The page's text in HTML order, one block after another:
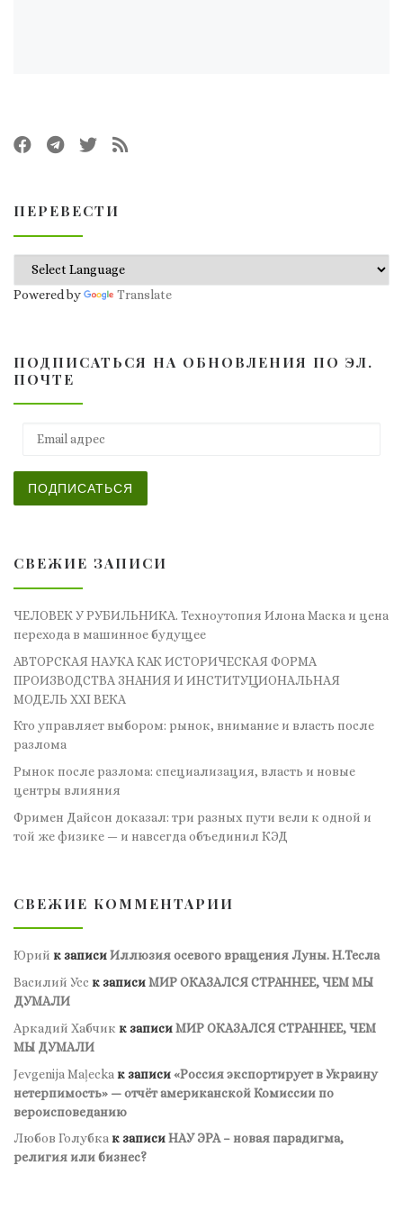
ПЕРЕВЕСТИ
Powered by Translate
ПОДПИСАТЬСЯ НА ОБНОВЛЕНИЯ ПО ЭЛ.
ПОЧТЕ
ПОДПИСАТЬСЯ
СВЕЖИЕ ЗАПИСИ
ЧЕЛОВЕК У РУБИЛЬНИКА. Техноутопия Илона Маска и цена
перехода в машинное будущее
АВТОРСКАЯ НАУКА КАК ИСТОРИЧЕСКАЯ ФОРМА
ПРОИЗВОДСТВА ЗНАНИЯ И ИНСТИТУЦИОНАЛЬНАЯ
МОДЕЛЬ XXI ВЕКА
Кто управляет выбором: рынок, внимание и власть после
разлома
Рынок после разлома: специализация, власть и новые
центры влияния
Фримен Дайсон доказал: три разных пути вели к одной и
той же физике — и навсегда объединил КЭД
СВЕЖИЕ КОММЕНТАРИИ
Юрий к записиИллюзия осевого вращения Луны. Н.Тесла
Василий Усс к записиМИР ОКАЗАЛСЯ СТРАННЕЕ, ЧЕМ МЫ
ДУМАЛИ
Аркадий Хабчик к записиМИР ОКАЗАЛСЯ СТРАННЕЕ, ЧЕМ
МЫ ДУМАЛИ
Jevgenija Maļecka к записи«Россия экспортирует в Украину
нетерпимость» — отчёт американской Комиссии по
вероисповеданию
Любов Голубкак записиНАУ ЭРА – новая парадигма,
религия или бизнес?